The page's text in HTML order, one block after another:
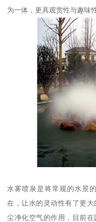
为一体，更具观赏性与趣味性
水雾喷泉是将常规的水景
在，让水的灵动性有了更
尘净化空气的作用，目前